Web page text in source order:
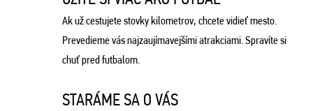
Ak už cestujete stovky kilometrov, chcete vidieť mesto.
Prevedieme vás najzaujímavejšími atrakciami. Spravíte si
chuť pred futbalom.
STARÁME SA O VÁS